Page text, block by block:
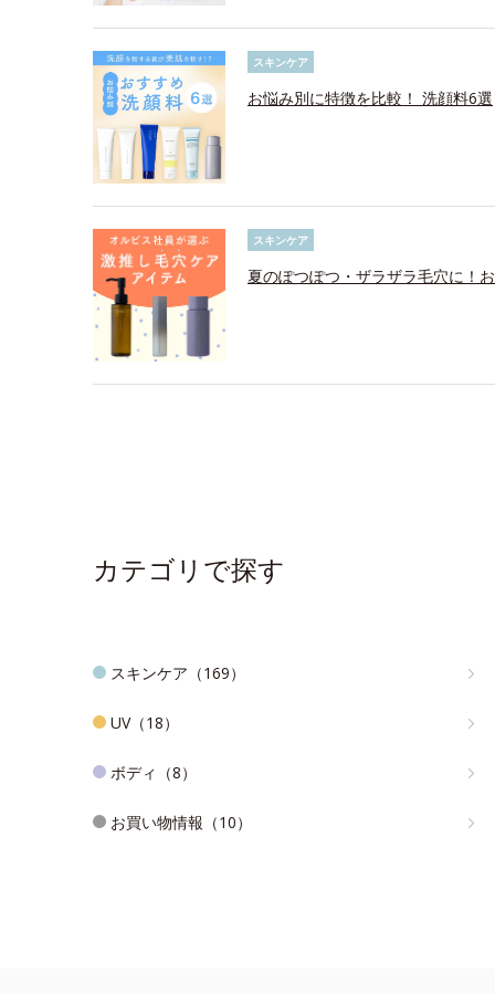
スキンケア
お悩み別に特徴を比較！ 洗顔料6選
スキンケア
夏のぽつぽつ・ザラザラ毛穴に！
カテゴリで探す
スキンケア（169）
UV（18）
ボディ（8）
お買い物情報（10）